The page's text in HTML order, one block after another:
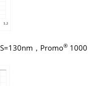
，Promo® 1000